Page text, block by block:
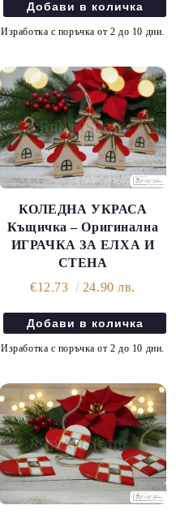
Изработка с поръчка от 2 до 10 дни.
КОЛЕДНА УКРАСА
Къщичка – Оригинална
ИГРАЧКА ЗА ЕЛХА И
СТЕНА
€12.73
24.90 лв.
Изработка с поръчка от 2 до 10 дни.